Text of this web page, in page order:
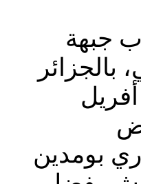
جبهة
بالجزائر
بومدين